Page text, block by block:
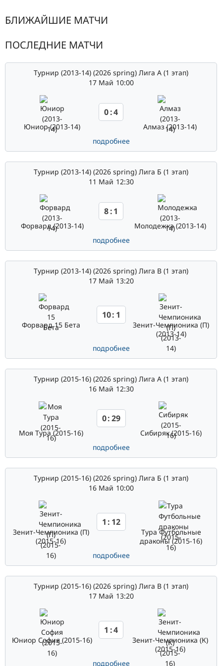
БЛИЖАЙШИЕ МАТЧИ
ПОСЛЕДНИЕ МАТЧИ
Турнир (2013-14) (2026 spring) Лига А (1 этап)
17 Май 10:00
Юниор (2013-14)
0:4
Алмаз (2013-14)
подробнее
Турнир (2013-14) (2026 spring) Лига Б (1 этап)
11 Май 12:30
Форвард (2013-14)
8:1
Молодежка (2013-14)
подробнее
Турнир (2013-14) (2026 spring) Лига В (1 этап)
17 Май 13:20
Форвард 15 Бета
10: 1
Зенит-Чемпионика (П)
(2013-14)
подробнее
Турнир (2015-16) (2026 spring) Лига А (1 этап)
16 Май 12:30
Моя Тура (2015-16)
0:29
Сибиряк (2015-16)
подробнее
Турнир (2015-16) (2026 spring) Лига Б (1 этап)
16 Май 10:00
Зенит-Чемпионика (П)
(2015-16)
1 : 12
Тура Футбольные
драконы (2015-16)
подробнее
Турнир (2015-16) (2026 spring) Лига В (1 этап)
17 Май 13:20
Юниор София (2015-16)
1 :4
Зенит-Чемпионика (К)
(2015-16)
подробнее